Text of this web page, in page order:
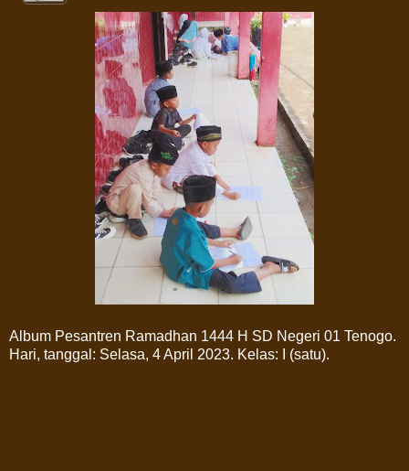
Album Pesantren Ramadhan 1444 H SD Negeri 01 Tenogo.
Hari, tanggal: Selasa, 4 April 2023. Kelas: I (satu).